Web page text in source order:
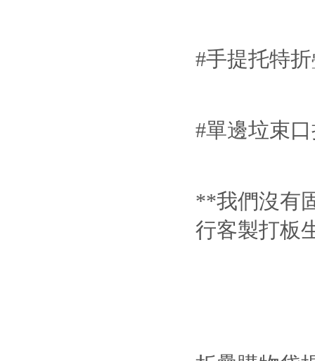
#手提托特
#單邊垃束
**我們沒有
行客製打板